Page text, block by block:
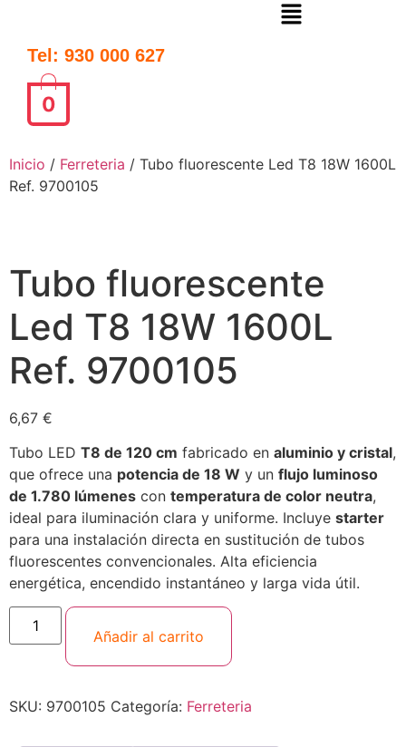
Tel: 930 000 627
0
Inicio / Ferreteria / Tubo fluorescente Led T8 18W 1600L
Ref. 9700105
Tubo fluorescente
Led T8 18W 1600L
Ref. 9700105
6,67 €
Tubo LED T8 de 120 cm fabricado en aluminio y cristal,
que ofrece una potencia de 18 W y un flujo luminoso
de 1.780 lúmenes con temperatura de color neutra,
ideal para iluminación clara y uniforme. Incluye starter
para una instalación directa en sustitución de tubos
fluorescentes convencionales. Alta eficiencia
energética, encendido instantáneo y larga vida útil.
Añadir al carrito
SKU: 9700105 Categoría: Ferreteria